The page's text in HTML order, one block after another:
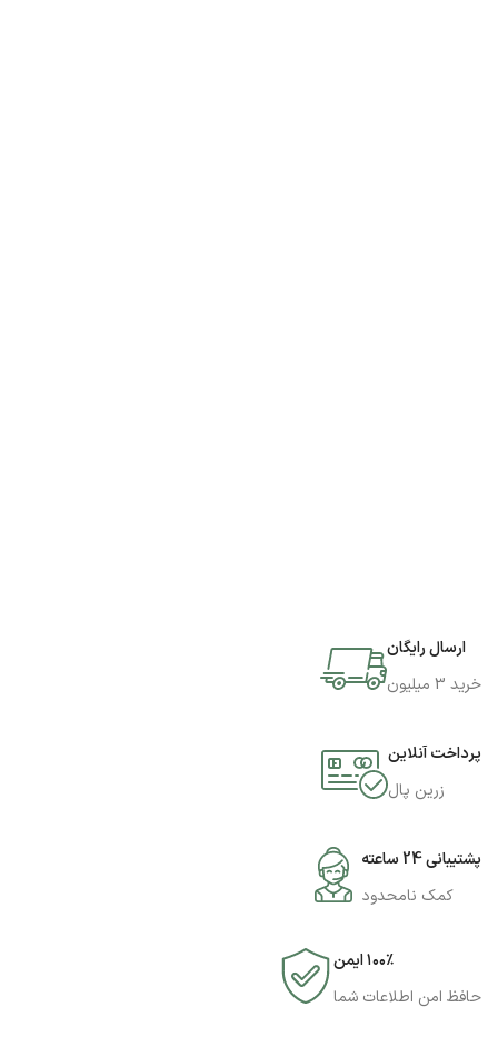
ارسال رایگان
خرید 3 میلیون
پرداخت آنلاین
زرین پال
پشتیبانی 24 ساعته
کمک نامحدود
۱۰۰٪ ایمن
حافظ امن اطلاعات شما